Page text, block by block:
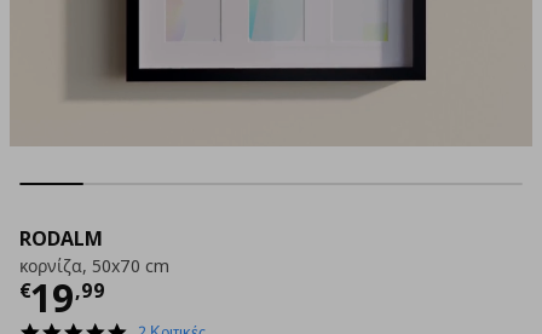
RODALM
κορνίζα, 50x70 cm
€19,99
Τρέχουσα τιμή